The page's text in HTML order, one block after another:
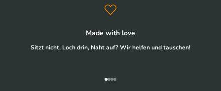
Made with love
Sitzt nicht, Loch drin, Naht auf? Wir helfen und tauschen!
Gehe zu Element 1
Gehe zu Element 2
Gehe zu Element 3
Gehe zu Element 4